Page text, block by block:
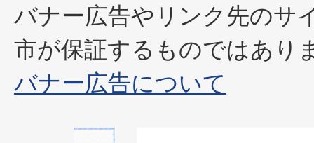
バナー広告やリンク先のサ
市が保証するものではあり
バナー広告について